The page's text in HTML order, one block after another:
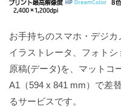
お手持ちのスマホ・デジカ
イラストレータ、フォト
原稿(データ)を、マットコ
A1（594 x 841 mm）で差
るサービスです。